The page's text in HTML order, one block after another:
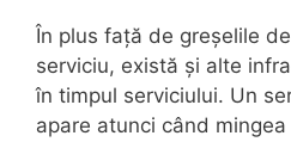
În plus față de greșelile
serviciu, există și alte
în timpul serviciului. Un
apare atunci când